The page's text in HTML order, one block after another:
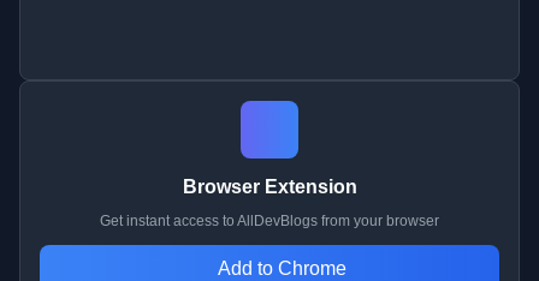
Browser Extension
Get instant access to AllDevBlogs from your browser
Add to Chrome